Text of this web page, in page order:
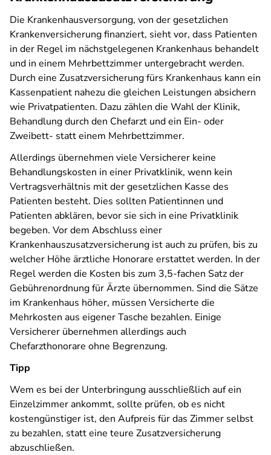
Die Krankenhausversorgung, von der gesetzlichen
Krankenversicherung finanziert, sieht vor, dass Patienten
in der Regel im nächstgelegenen Krankenhaus behandelt
und in einem Mehrbettzimmer untergebracht werden.
Durch eine Zusatzversicherung fürs Krankenhaus kann ein
Kassenpatient nahezu die gleichen Leistungen absichern
wie Privatpatienten. Dazu zählen die Wahl der Klinik,
Behandlung durch den Chefarzt und ein Ein- oder
Zweibett- statt einem Mehrbettzimmer.
Allerdings übernehmen viele Versicherer keine
Behandlungskosten in einer Privatklinik, wenn kein
Vertragsverhältnis mit der gesetzlichen Kasse des
Patienten besteht. Dies sollten Patientinnen und
Patienten abklären, bevor sie sich in eine Privatklinik
begeben. Vor dem Abschluss einer
Krankenhauszusatzversicherung ist auch zu prüfen, bis zu
welcher Höhe ärztliche Honorare erstattet werden. In der
Regel werden die Kosten bis zum 3,5-fachen Satz der
Gebührenordnung für Ärzte übernommen. Sind die Sätze
im Krankenhaus höher, müssen Versicherte die
Mehrkosten aus eigener Tasche bezahlen. Einige
Versicherer übernehmen allerdings auch
Chefarzthonorare ohne Begrenzung.
Tipp
Wem es bei der Unterbringung ausschließlich auf ein
Einzelzimmer ankommt, sollte prüfen, ob es nicht
kostengünstiger ist, den Aufpreis für das Zimmer selbst
zu bezahlen, statt eine teure Zusatzversicherung
abzuschließen.